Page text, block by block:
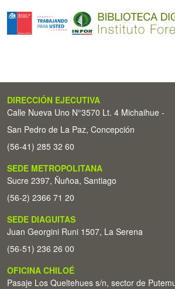
DIRECCIÓN EJECUTIVA
Calle Nueva Uno N°3570 Lt. 4 Michaihue -
San Pedro de La Paz, Concepción
(56-41) 285 32 60
SEDE METROPOLITANA
Sucre 2397, Ñuñoa, Santiago
(56-2) 2366 71 20
SEDE DIAGUITAS
Juan Georgini Runi 1507, La Serena
(56-51) 236 26 00
OFICINA CHILOÉ
Pasaje Los Queltehues s/n, sector de